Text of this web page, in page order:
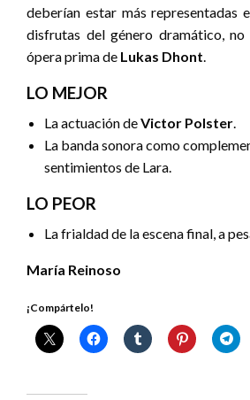
deberían estar más representadas
disfrutas del género dramático,
ópera prima de Lukas Dhont.
LO MEJOR
La actuación deVictor Polster.
La banda sonora como
sentimientos de Lara.
LO PEOR
La frialdad de la escena final, a
María Reinoso
¡Compártelo!